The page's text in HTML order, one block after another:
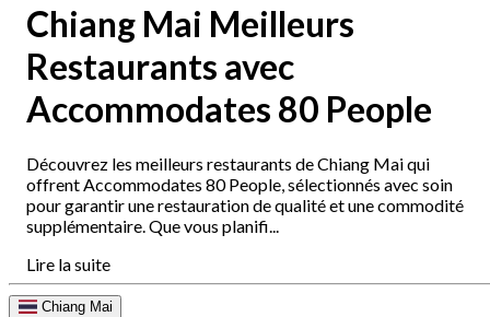
Chiang Mai Meilleurs
Restaurants avec
Accommodates 80 People
Découvrez les meilleurs restaurants de Chiang Mai qui
offrent Accommodates 80 People, sélectionnés avec soin
pour garantir une restauration de qualité et une commodité
supplémentaire. Que vous planifi...
Lire la suite
Chiang Mai